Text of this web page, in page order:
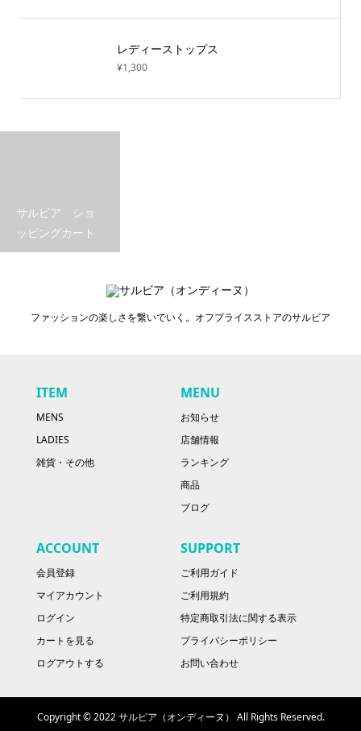
レディーストップス
¥1,300
サルビア ショ
ッピングカート
ファッションの楽しさを繋いでいく。オフプライスストアのサルビア
ITEM
MENS
LADIES
雑貨・その他
MENU
お知らせ
店舗情報
ランキング
商品
ブログ
ACCOUNT
会員登録
マイアカウント
ログイン
カートを見る
ログアウトする
SUPPORT
ご利用ガイド
ご利用規約
特定商取引法に関する表示
プライバシーポリシー
お問い合わせ
Copyright © 2022 サルビア（オンディーヌ） All Rights Reserved.